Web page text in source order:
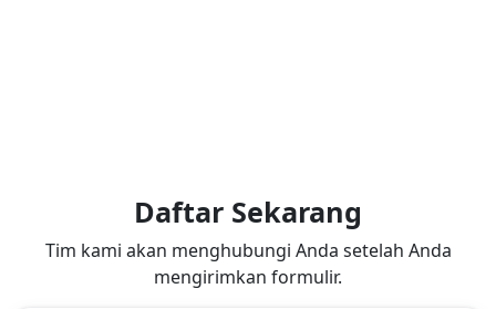
Daftar Sekarang
Tim kami akan menghubungi Anda setelah Anda
mengirimkan formulir.